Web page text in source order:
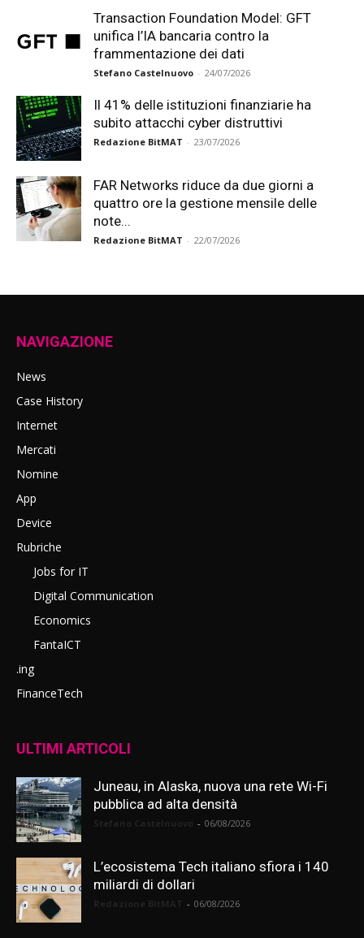
Transaction Foundation Model: GFT
unifica l’IA bancaria contro la
frammentazione dei dati
Stefano Castelnuovo - 24/07/2026
Il 41% delle istituzioni finanziarie ha
subito attacchi cyber distruttivi
Redazione BitMAT - 23/07/2026
FAR Networks riduce da due giorni a
quattro ore la gestione mensile delle
note...
Redazione BitMAT - 22/07/2026
NAVIGAZIONE
News
Case History
Internet
Mercati
Nomine
App
Device
Rubriche
Jobs for IT
Digital Communication
Economics
FantaICT
.ing
FinanceTech
ULTIMI ARTICOLI
Juneau, in Alaska, nuova una rete Wi-Fi
pubblica ad alta densità
- 06/08/2026
L’ecosistema Tech italiano sfiora i 140
miliardi di dollari
- 06/08/2026